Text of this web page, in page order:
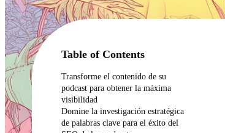
Table of Contents
Transforme el contenido de su
podcast para obtener la máxima
visibilidad
Domine la investigación estratégica
de palabras clave para el éxito del